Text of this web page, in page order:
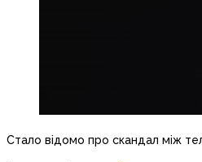
Стало відомо про скандал між